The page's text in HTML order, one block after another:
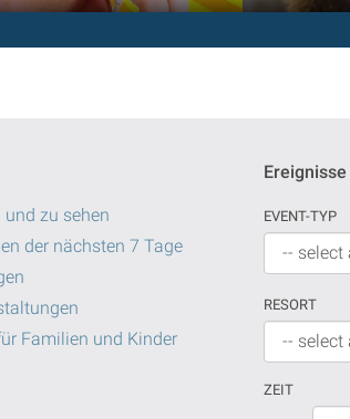
zu sehen
der nächsten 7 Tage
Familien und Kinder
EVENT-TYP
RESORT
ZEIT